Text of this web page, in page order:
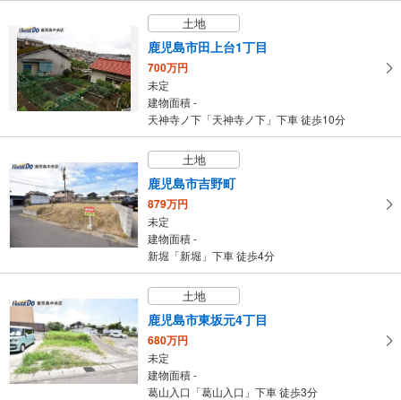
土地
鹿児島市田上台1丁目
700万円
未定
建物面積 -
天神寺ノ下「天神寺ノ下」下車 徒歩10分
土地
鹿児島市吉野町
879万円
未定
建物面積 -
新堀「新堀」下車 徒歩4分
土地
鹿児島市東坂元4丁目
680万円
未定
建物面積 -
葛山入口「葛山入口」下車 徒歩3分